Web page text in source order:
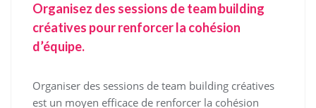
Organisez des sessions de team building
créatives pour renforcer la cohésion
d’équipe.
Organiser des sessions de team building créatives
est un moyen efficace de renforcer la cohésion